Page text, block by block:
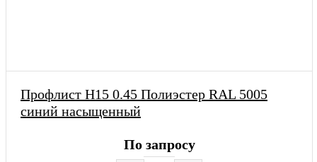
Профлист Н15 0.45 Полиэстер RAL 5005
синий насыщенный
По запросу